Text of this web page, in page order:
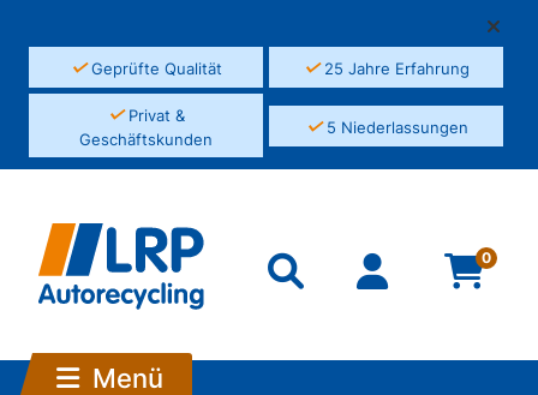
✓Geprüfte Qualität ✓25 Jahre Erfahrung
✓Privat &
Geschäftskunden
✓5 Niederlassungen
0
Menü